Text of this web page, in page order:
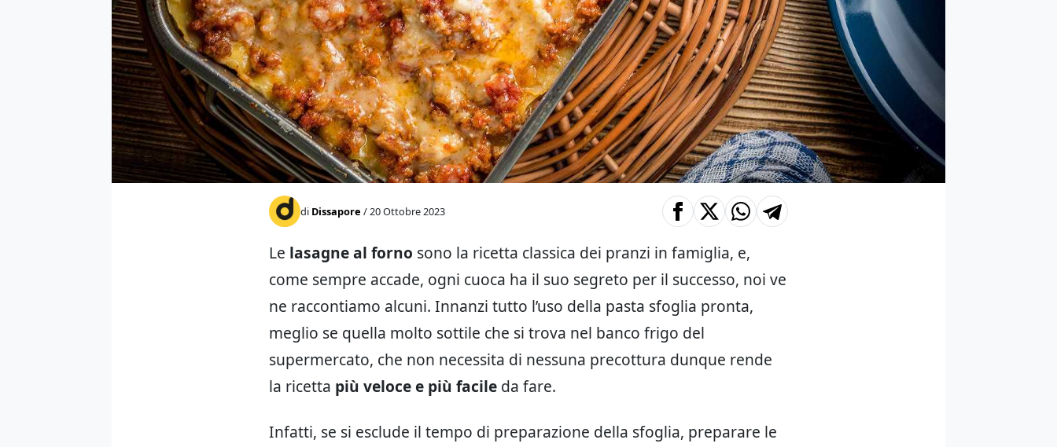
di Dissapore / 20 Ottobre 2023
Le lasagne al forno sono la ricetta classica dei pranzi in famiglia, e,
come sempre accade, ogni cuoca ha il suo segreto per il successo, noi ve
ne raccontiamo alcuni. Innanzi tutto l’uso della pasta sfoglia pronta,
meglio se quella molto sottile che si trova nel banco frigo del
supermercato, che non necessita di nessuna precottura dunque rende
la ricetta più veloce e più facile da fare.
Infatti, se si esclude il tempo di preparazione della sfoglia, preparare le